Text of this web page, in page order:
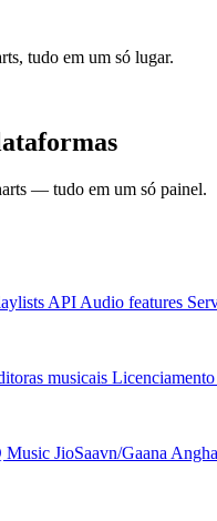
tudo em um só lugar.
— tudo em um só painel.
API Audio features
musicais
Music JioSaavn/Gaana